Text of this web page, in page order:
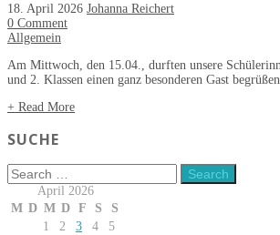
18. April 2026 Johanna Reichert
0 Comment
Allgemein
Am Mittwoch, den 15.04., durften unsere
und 2. Klassen einen ganz besonderen Gast
+ Read More
SUCHE
April 2026
M D M D F S
S
1
2 3 4
5